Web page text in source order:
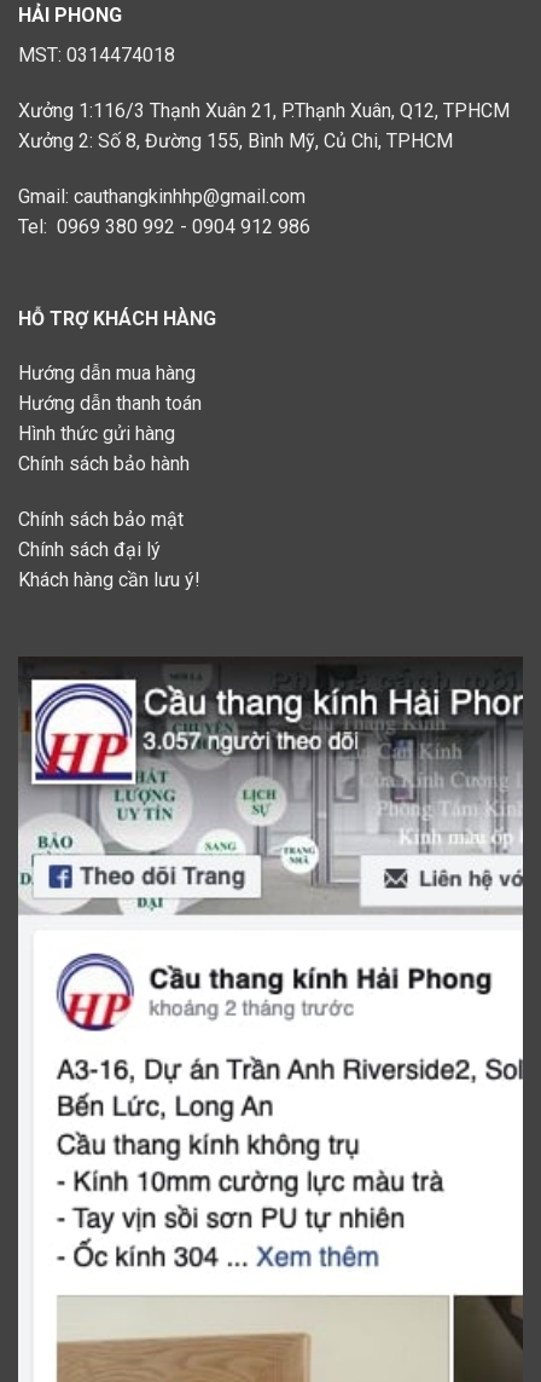
HẢI PHONG
MST: 0314474018
Xưởng 1:116/3 Thạnh Xuân 21, P.Thạnh Xuân, Q12, TPHCM
Xưởng 2: Số 8, Đường 155, Bình Mỹ, Củ Chi, TPHCM
Gmail: cauthangkinhhp@gmail.com
Tel: 0969 380 992 - 0904 912 986
HỖ TRỢ KHÁCH HÀNG
Hướng dẫn mua hàng
Hướng dẫn thanh toán
Hình thức gửi hàng
Chính sách bảo hành
Chính sách bảo mật
Chính sách đại lý
Khách hàng cần lưu ý!